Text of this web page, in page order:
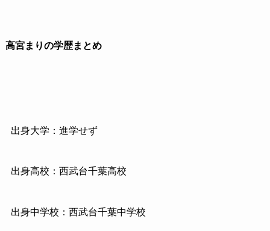
高宮まりの学歴まとめ
出身大学：進学せず
出身高校：西武台千葉高校
出身中学校：西武台千葉中学校